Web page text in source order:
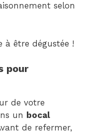
selon
à être dégustée !
pour
de votre
un bocal
de refermer,